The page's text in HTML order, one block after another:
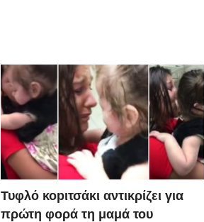
Τυφλό κοpιτσάκι αντικρίζει για
πρώτη φορά τη μαμά του